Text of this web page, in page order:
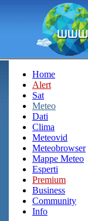
Home
Alert
Sat
Meteo
Dati
Clima
Meteovid
Meteobrowser
Mappe Meteo
Esperti
Premium
Business
Community
Info